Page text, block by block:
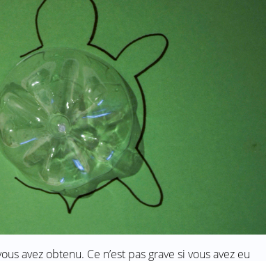
avez obtenu. Ce n’est pas grave si vous avez eu